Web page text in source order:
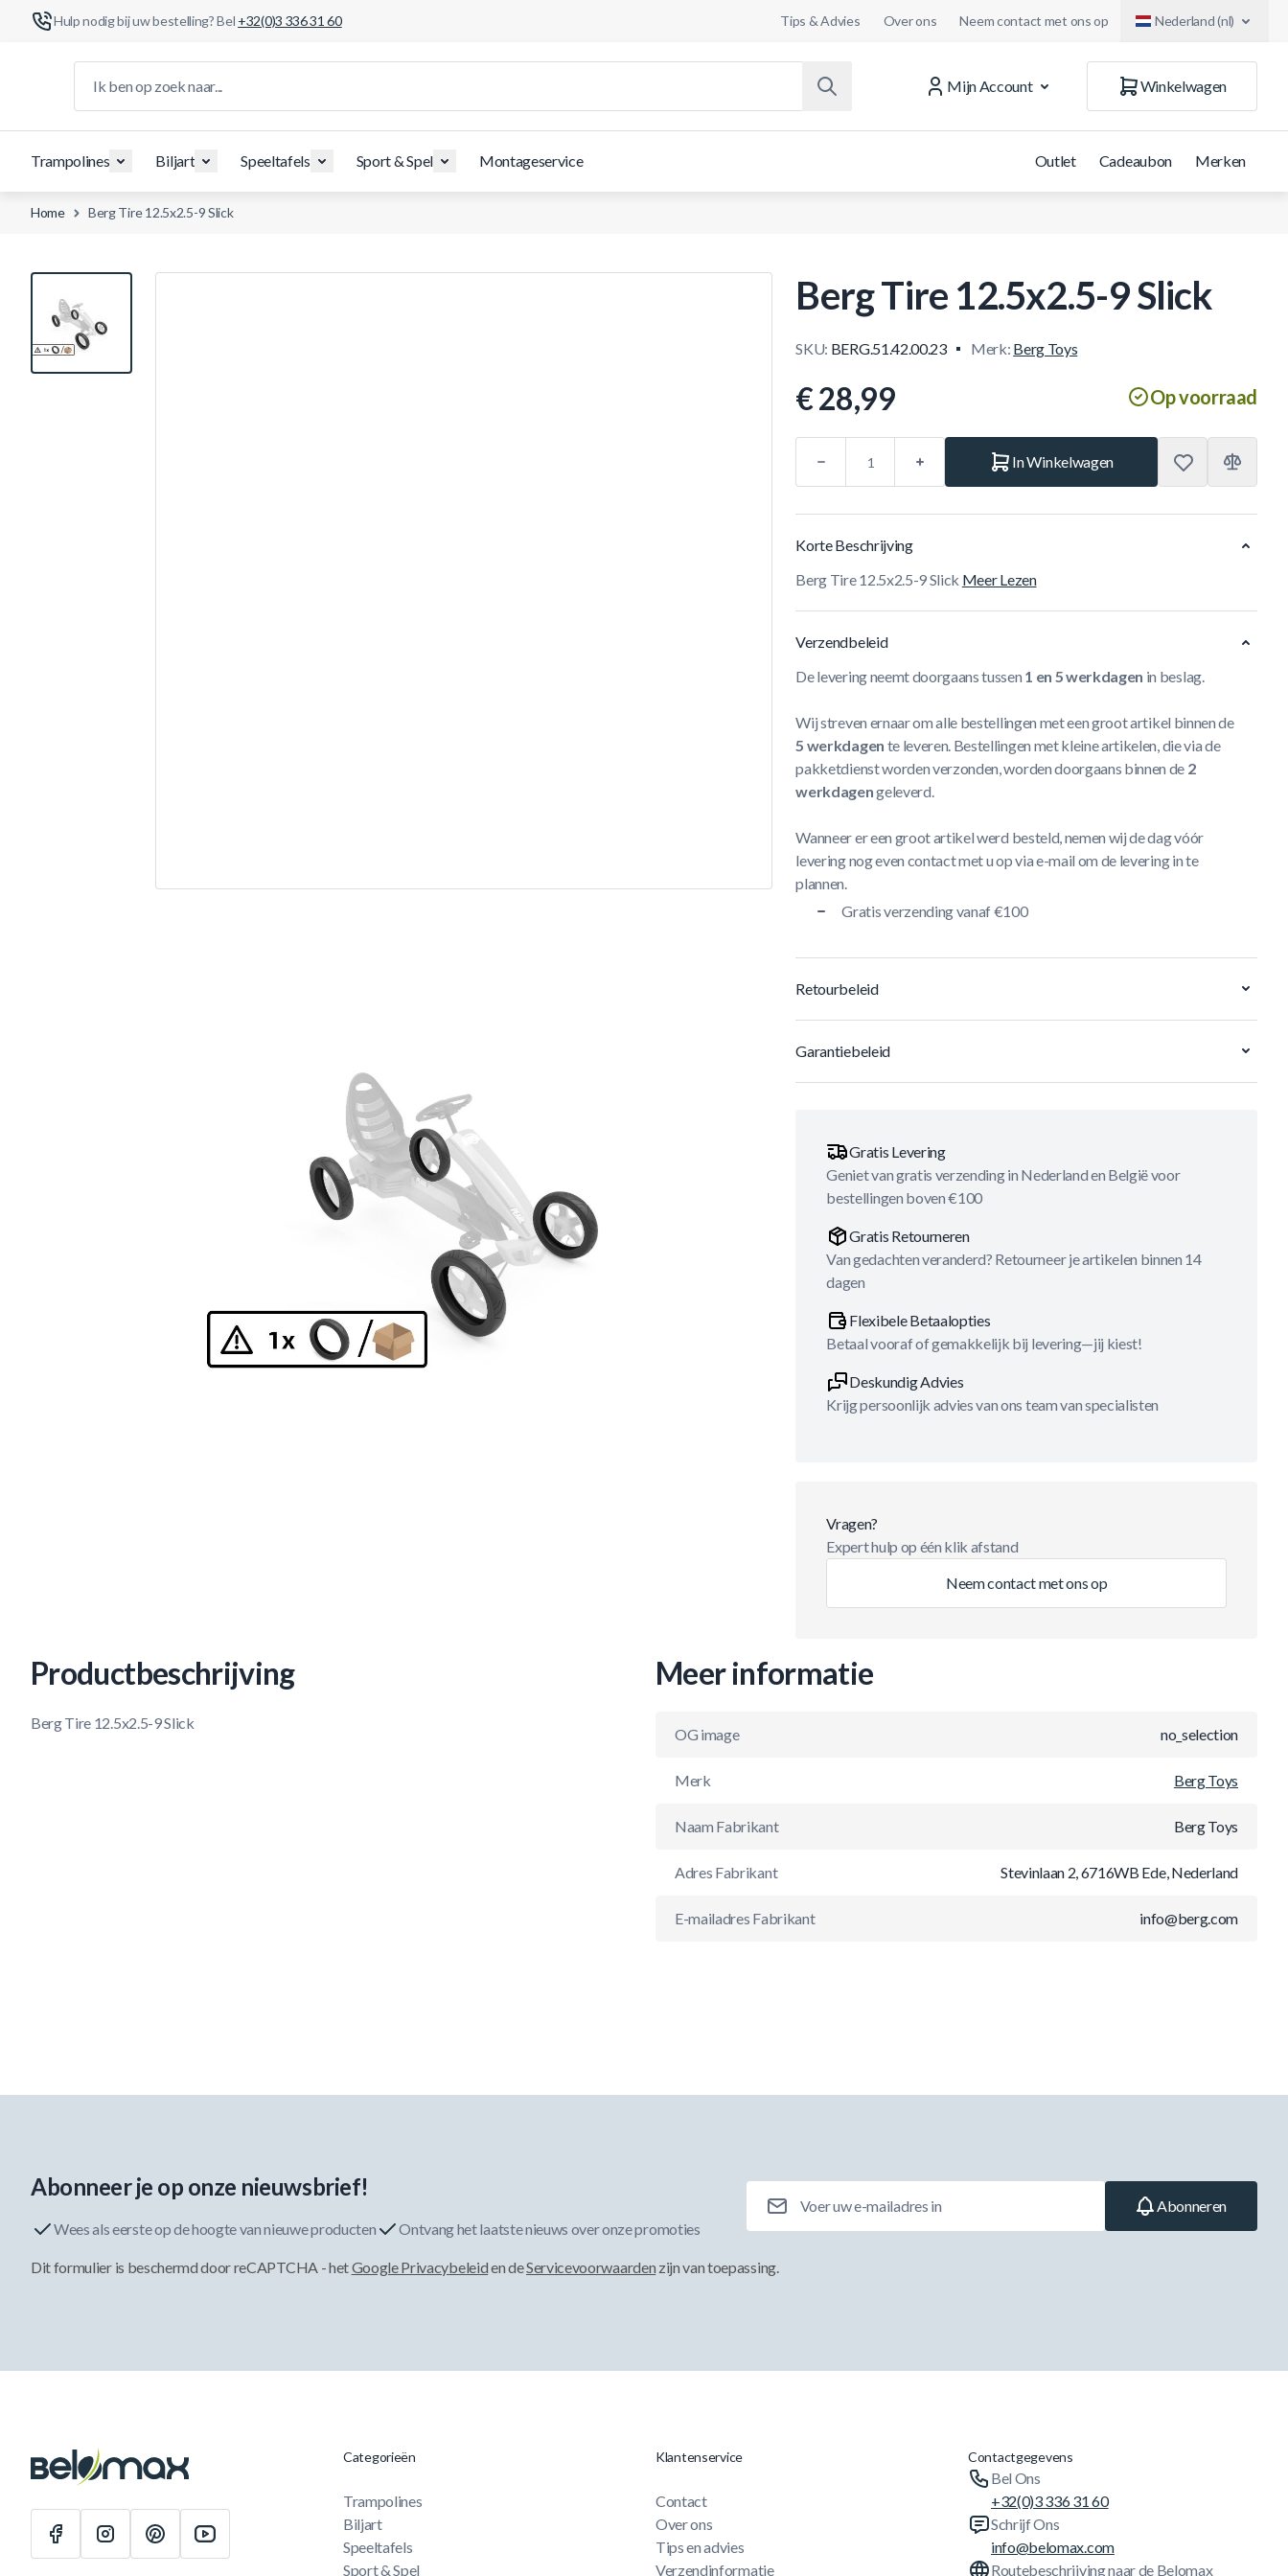
Hulp nodig bij uw bestelling? Bel +32(0)3 336 31 60 Tips & Advies Over ons Neem contact met ons op Nederland (nl)
Mijn Account
Winkelwagen
Trampolines Biljart Speeltafels Sport & Spel Montageservice Outlet Cadeaubon Merken
Home Berg Tire 12.5x2.5-9 Slick
View larger image Berg Tire 12.5x2.5-9 Slick
SKU: BERG.51.42.00.23 Merk: Berg Toys
€ 28,99 Op voorraad
In Winkelwagen
Korte Beschrijving
Berg Tire 12.5x2.5-9 Slick Meer Lezen
Verzendbeleid
De levering neemt doorgaans tussen 1 en 5 werkdagen in beslag.
Wij streven ernaar om alle bestellingen met een groot artikel binnen de
5 werkdagen te leveren. Bestellingen met kleine artikelen, die via de
pakketdienst worden verzonden, worden doorgaans binnen de 2
werkdagengeleverd.
Wanneer er een groot artikel werd besteld, nemen wij de dag vóór
levering nog even contact met u op via e-mail om de levering in te
plannen.
Gratis verzending vanaf €100
Retourbeleid
Garantiebeleid
Gratis Levering
Geniet van gratis verzending in Nederland en België voor
bestellingen boven €100
Gratis Retourneren
Van gedachten veranderd? Retourneer je artikelen binnen 14
dagen
Flexibele Betaalopties
Betaal vooraf of gemakkelijk bij levering—jij kiest!
Deskundig Advies
Krijg persoonlijk advies van ons team van specialisten
Vragen?
Expert hulp op één klik afstand
Neem contact met ons op
Productbeschrijving
Berg Tire 12.5x2.5-9 Slick
Meer informatie
OG image no_selection
Merk Berg Toys
Naam Fabrikant Berg Toys
Adres Fabrikant Stevinlaan 2, 6716WB Ede, Nederland
E-mailadres Fabrikant info@berg.com
Abonneer je op onze nieuwsbrief!
Wees als eerste op de hoogte van nieuwe producten Ontvang het laatste nieuws over onze promoties
Abonneren
Dit formulier is beschermd door reCAPTCHA - hetGoogle Privacybeleiden deServicevoorwaarden zijn van toepassing.
Categorieën
Trampolines
Biljart
Speeltafels
Sport & Spel
Klantenservice
Contact
Over ons
Tips en advies
Verzendinformatie
Contactgegevens
Bel Ons
+32(0)3 336 31 60
Schrijf Ons
info@belomax.com
Routebeschrijving naar de Belomax